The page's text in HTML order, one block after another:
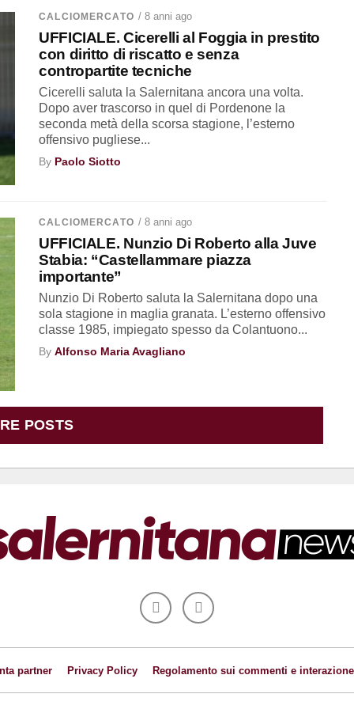
CALCIOMERCATO / 8 anni ago
UFFICIALE. Cicerelli al Foggia in prestito
con diritto di riscatto e senza
contropartite tecniche
Cicerelli saluta la Salernitana ancora una volta.
Dopo aver trascorso in quel di Pordenone la
seconda metà della scorsa stagione, l’esterno
offensivo pugliese...
By Paolo Siotto
CALCIOMERCATO / 8 anni ago
UFFICIALE. Nunzio Di Roberto alla Juve
Stabia: “Castellammare piazza
importante”
Nunzio Di Roberto saluta la Salernitana dopo una
sola stagione in maglia granata. L’esterno offensivo
classe 1985, impiegato spesso da Colantuono...
ByAlfonso Maria Avagliano
POSTS
partner Privacy Policy Regolamento sui commenti e interazione